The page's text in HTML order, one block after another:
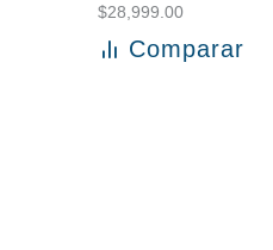
$28,999.00
Añadir al carrito
Comparar